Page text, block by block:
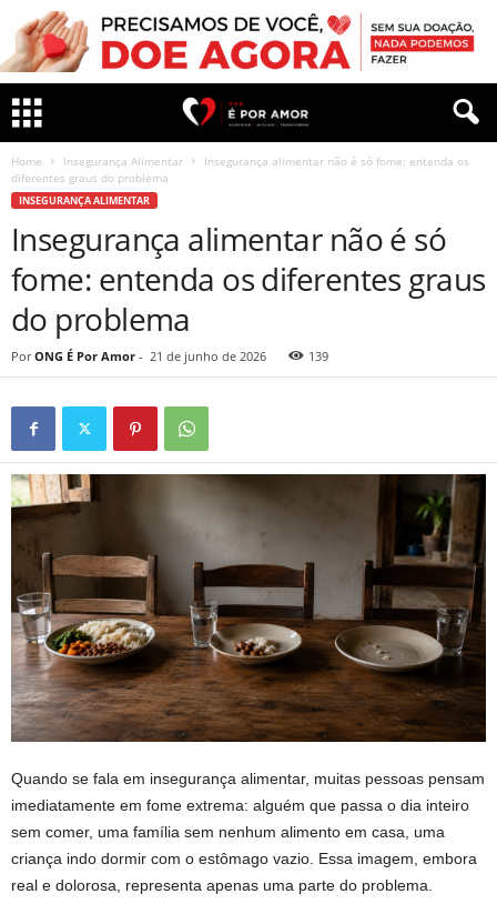
Home Insegurança Alimentar
Insegurança alimentar não é só fome: entenda os
diferentes graus do problema
INSEGURANÇA ALIMENTAR
Insegurança alimentar não é só
fome: entenda os diferentes graus
do problema
Por ONG É Por Amor - 21 de junho de 2026 139
Quando se fala em insegurança alimentar, muitas pessoas pensam
imediatamente em fome extrema: alguém que passa o dia inteiro
sem comer, uma família sem nenhum alimento em casa, uma
criança indo dormir com o estômago vazio. Essa imagem, embora
real e dolorosa, representa apenas uma parte do problema.